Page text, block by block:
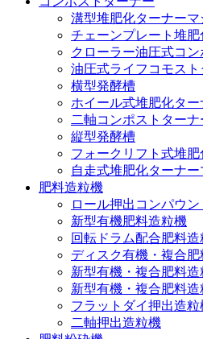
溝型堆肥化ターナーマ
チェーンプレート堆
クローラー油圧式コ
油圧式ライフコモスト
横型発酵槽
ホイール式堆肥化タ
二軸コンポストターナ
縦型発酵槽
フォークリフト式堆肥
自走式堆肥化ターナー
肥料造粒機
ロール押出コンパウ
新型有機肥料造粒機
回転ドラム配合肥料造
ディスク有機・複合
新型有機・複合肥料造
新型有機・複合肥料造
フラットダイ押出造粒
二軸押出造粒機